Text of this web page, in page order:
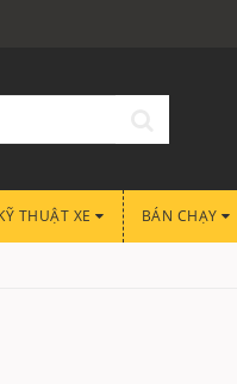
THUẬT XE BÁN CHẠY